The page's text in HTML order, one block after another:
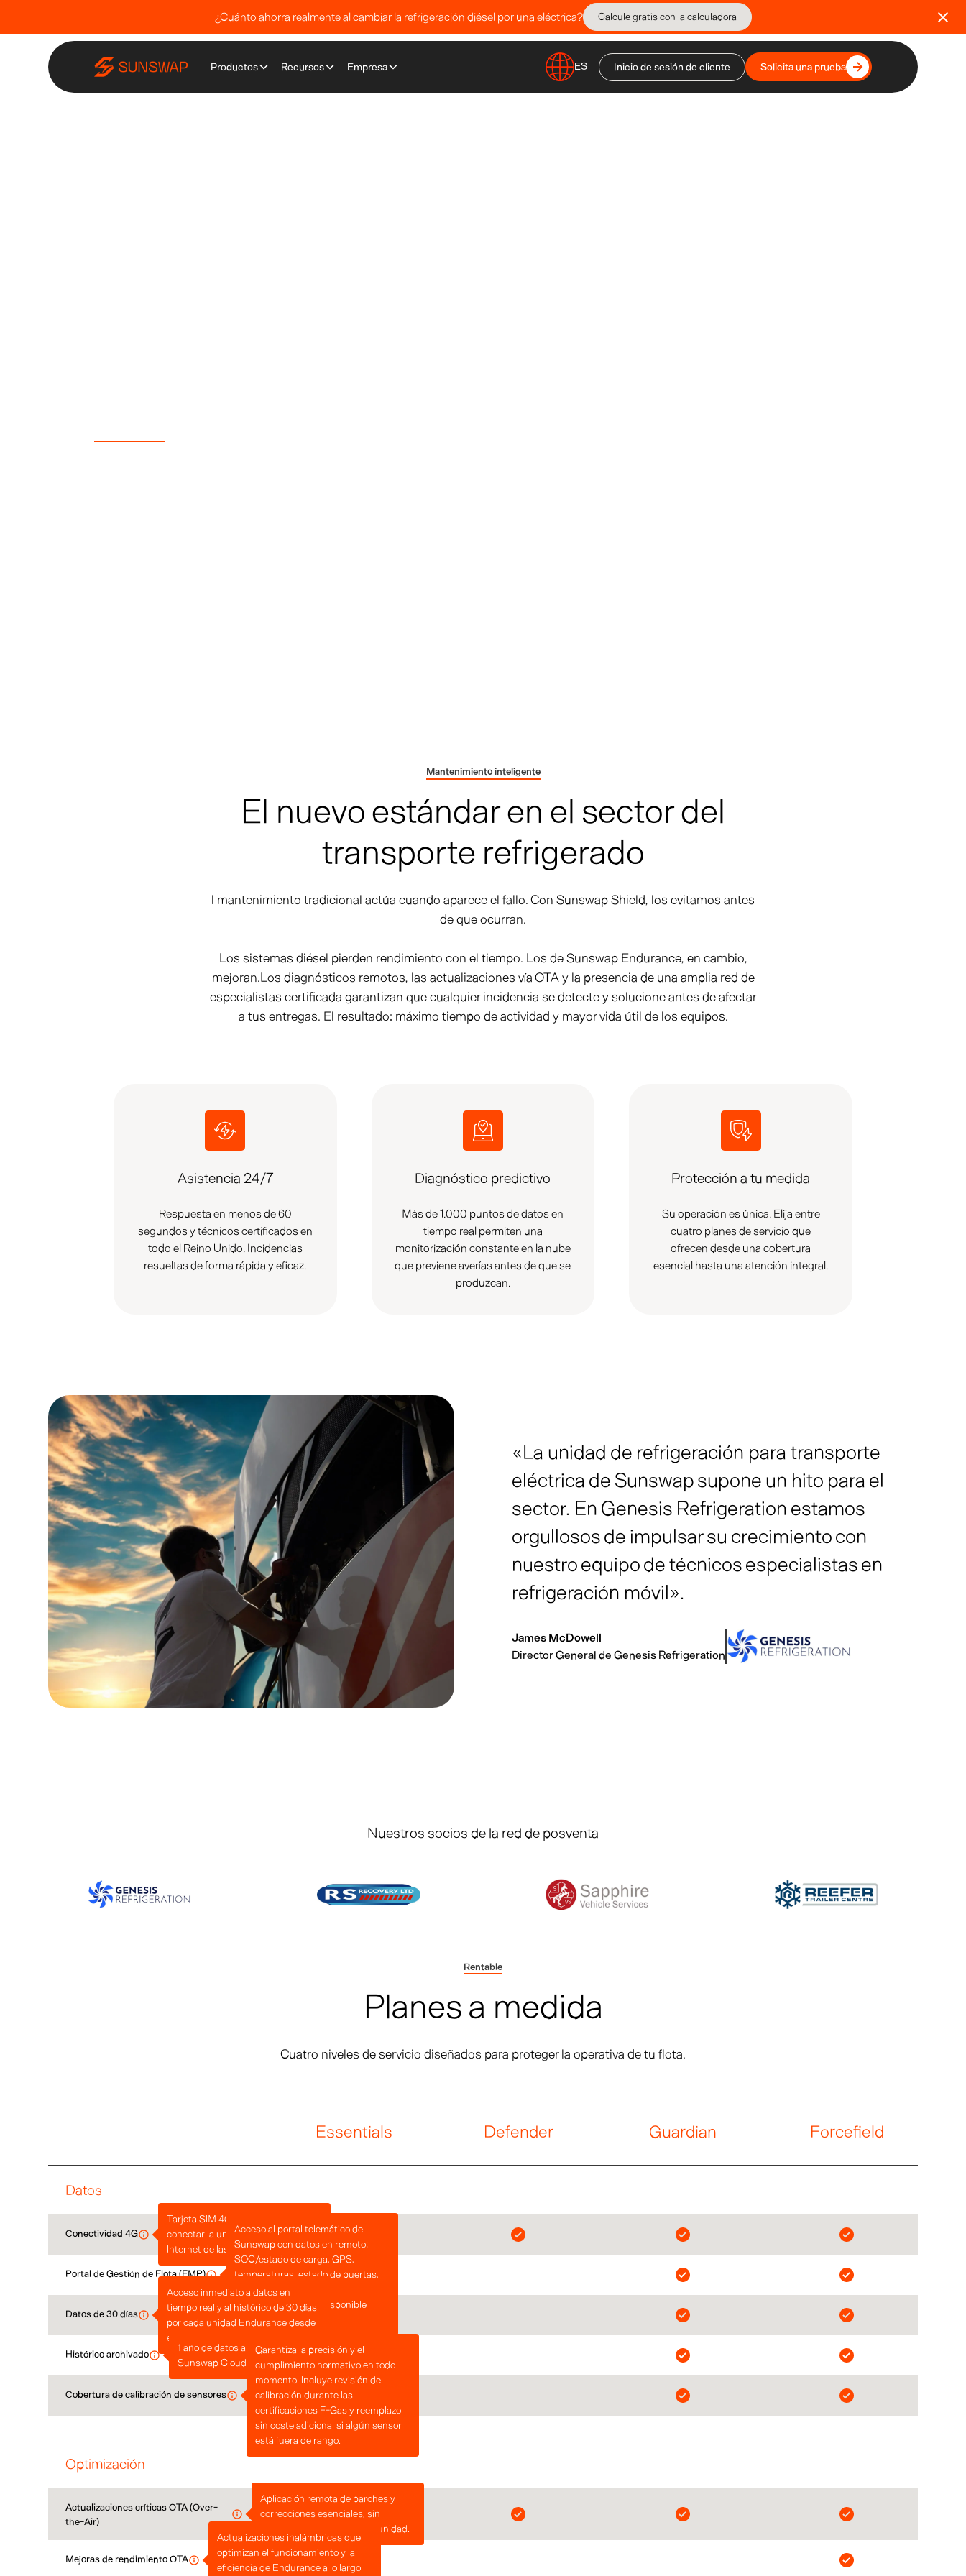
¿Cuánto ahorra realmente al cambiar la refrigeración diésel por una eléctrica? Calcule gratis con la calculadora
Productos Recursos Empresa ES Inicio de sesión de cliente Solicita una prueba
Mantenimiento inteligente
El nuevo estándar en el sector del
transporte refrigerado
l mantenimiento tradicional actúa cuando aparece el fallo. Con Sunswap Shield, los evitamos antes
de que ocurran.
Los sistemas diésel pierden rendimiento con el tiempo. Los de Sunswap Endurance, en cambio,
mejoran.Los diagnósticos remotos, las actualizaciones vía OTA y la presencia de una amplia red de
especialistas certificada garantizan que cualquier incidencia se detecte y solucione antes de afectar
a tus entregas. El resultado: máximo tiempo de actividad y mayor vida útil de los equipos.
Asistencia 24/7
Respuesta en menos de 60
segundos y técnicos certificados en
todo el Reino Unido. Incidencias
resueltas de forma rápida y eficaz.
Diagnóstico predictivo
Más de 1.000 puntos de datos en
tiempo real permiten una
monitorización constante en la nube
que previene averías antes de que se
produzcan.
Protección a tu medida
Su operación es única. Elija entre
cuatro planes de servicio que
ofrecen desde una cobertura
esencial hasta una atención integral.
«La unidad de refrigeración para transporte
eléctrica de Sunswap supone un hito para el
sector. En Genesis Refrigeration estamos
orgullosos de impulsar su crecimiento con
nuestro equipo de técnicos especialistas en
refrigeración móvil».
James McDowell
Director General de Genesis Refrigeration
Nuestros socios de la red de posventa
Rentable
Planes a medida
Cuatro niveles de servicio diseñados para proteger la operativa de tu flota.
Essentials Defender Guardian Forcefield
Datos
Conectividad 4G
Tarjeta SIM 4G y plan de datos para
conectar la unidad Endurance al
Internet de las Cosas (IoT).
Portal de Gestión de Flota (FMP)
Acceso al portal telemático de
Sunswap con datos en remoto:
SOC/estado de carga, GPS,
temperaturas, estado de puertas,
etc.
(Integración por API disponible
como complemento).
Datos de 30 días
Acceso inmediato a datos en
tiempo real y al histórico de 30 días
por cada unidad Endurance desde
el FMP. Descargables.
Histórico archivado
1 año de datos almacenados en
Sunswap Cloud.
Cobertura de calibración de sensores
Garantiza la precisión y el
cumplimiento normativo en todo
momento. Incluye revisión de
calibración durante las
certificaciones F-Gas y reemplazo
sin coste adicional si algún sensor
está fuera de rango.
Optimización
Actualizaciones críticas OTA (Over-
the-Air)
Aplicación remota de parches y
correcciones esenciales, sin
necesidad de inmovilizar la unidad.
Mejoras de rendimiento OTA
Actualizaciones inalámbricas que
optimizan el funcionamiento y la
eficiencia de Endurance a lo largo